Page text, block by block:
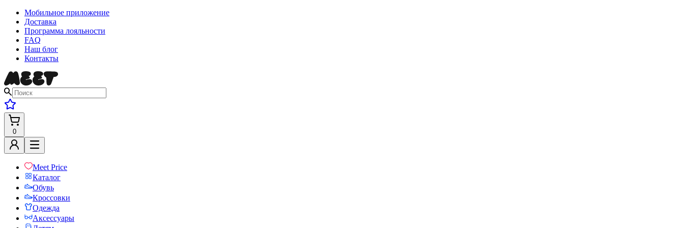
Мобильное приложение
Доставка
Программа лояльности
FAQ
Наш блог
Контакты
0
Meet Price
Каталог
Обувь
Кроссовки
Одежда
Аксессуары